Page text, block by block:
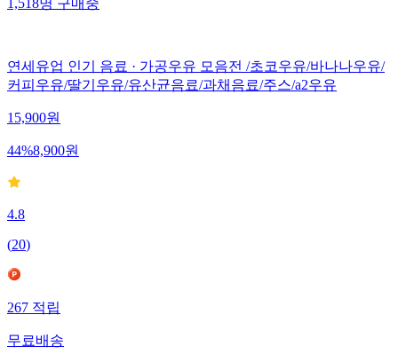
1,518명구매중
연세유업 인기 음료 · 가공우유 모음전 /초코우유/바나나우유/
커피우유/딸기우유/유산균음료/과채음료/주스/a2우유
15,900원
44%8,900원
4.8
(20)
267적립
무료배송